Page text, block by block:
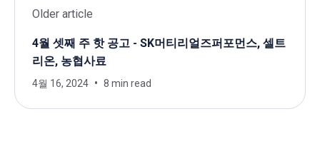
Older article
4월 셋째 주 핫 공고 - SK머티리얼즈퍼포먼스, 셀트
리온, 농협사료
4월 16, 2024 8 min read